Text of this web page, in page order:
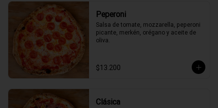
Peperoni
Salsa de tomate, mozzarella, peperoni
picante, merkén, orégano y aceite de
oliva.
$13.200
Clásica